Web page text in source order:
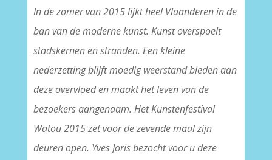
In de zomer van 2015 lijkt heel Vlaanderen in de
ban van de moderne kunst. Kunst overspoelt
stadskernen en stranden. Een kleine
nederzetting blijft moedig weerstand bieden aan
deze overvloed en maakt het leven van de
bezoekers aangenaam. Het Kunstenfestival
Watou 2015 zet voor de zevende maal zijn
deuren open. Yves Joris bezocht voor u deze